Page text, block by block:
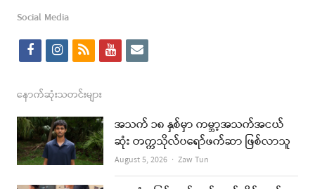
Social Media
f
c
e
b
o
o
i
s
t
a
g
r
r
s
y
t
u
b
e
i
l
နောက်ဆုံးသတင်းများ
အသက် ၁၈ နှစ်မှာ ကမ္ဘာ့အသက်အငယ်
ဆုံး တက္ကသိုလ်ပရော်ဖက်ဆာ ဖြစ်လာသူ
August 5, 2026 Author
Zaw Tun